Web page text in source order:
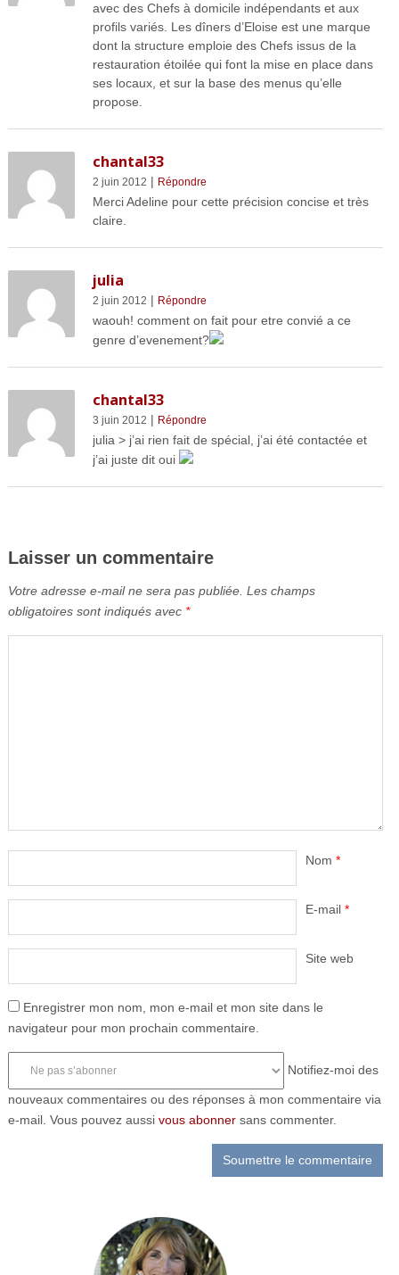
avec des Chefs à domicile indépendants et aux
profils variés. Les dîners d’Eloise est une marque
dont la structure emploie des Chefs issus de la
restauration étoilée qui font la mise en place dans
ses locaux, et sur la base des menus qu’elle
propose.
chantal33
2 juin 2012 | Répondre
Merci Adeline pour cette précision concise et très
claire.
julia
2 juin 2012 | Répondre
waouh! comment on fait pour etre convié a ce
genre d’evenement?
chantal33
3 juin 2012 | Répondre
julia > j’ai rien fait de spécial, j’ai été contactée et
j’ai juste dit oui
Laisser un commentaire
Votre adresse e-mail ne sera pas publiée. Les champs
obligatoires sont indiqués avec *
Nom *
E-mail *
Site web
Enregistrer mon nom, mon e-mail et mon site dans le
navigateur pour mon prochain commentaire.
Notifiez-moi des
nouveaux commentaires ou des réponses à mon commentaire via
e-mail. Vous pouvez aussi vous abonnersans commenter.